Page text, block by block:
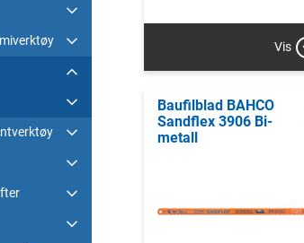
Vis
Baufilblad BAHCO
Sandflex 3906 Bi-
metall